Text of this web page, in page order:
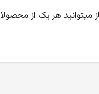
میتوانید هر یک از